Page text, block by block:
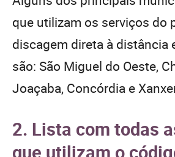
que utilizam os serviços do
discagem direta à distância
são: São Miguel do Oeste,
Joaçaba, Concórdia e
2. Lista com todas
que utilizam o